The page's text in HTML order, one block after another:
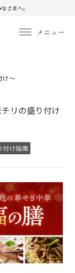
さまへ。
け～
リの盛り付け
付け指南